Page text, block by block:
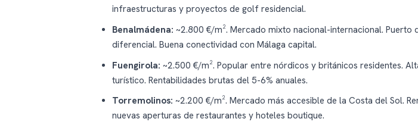
infraestructuras y proyectos de golf residencial.
Benalmádena: ~2.800 €/m². Mercado mixto nacional-internacional.
diferencial. Buena conectividad con Málaga capital.
Fuengirola: ~2.500 €/m². Popular entre nórdicos y británicos residentes.
turístico. Rentabilidades brutas del 5-6% anuales.
Torremolinos: ~2.200 €/m². Mercado más accesible de la Costa del Sol.
nuevas aperturas de restaurantes y hoteles boutique.